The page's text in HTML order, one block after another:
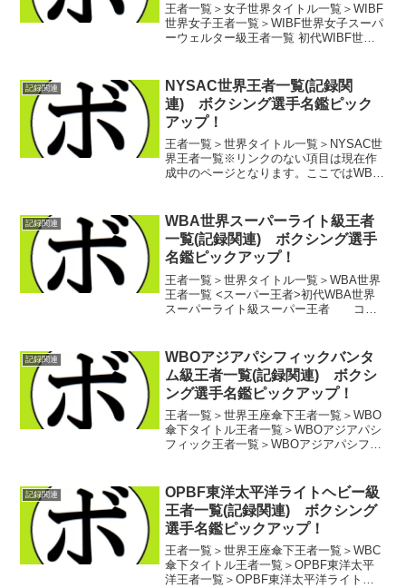
王者一覧＞女子世界タイトル一覧＞WIBF
世界女子王者一覧＞WIBF世界女子スーパ
ーウェルター級王者一覧 初代WIBF世界
女子スーパーウェルター級王者 バレリ
ー...
記録関連
NYSAC世界王者一覧(記録関
連) ボクシング選手名鑑ピック
アップ！
王者一覧＞世界タイトル一覧＞NYSAC世
界王者一覧※リンクのない項目は現在作
成中のページとなります。ここではWBA
ヨーク州アスレチ...
記録関連
WBA世界スーパーライト級王者
一覧(記録関連) ボクシング選手
名鑑ピックアップ！
王者一覧＞世界タイトル一覧＞WBA世界
王者一覧 <スーパー王者>初代WBA世界
スーパーライト級スーパー王者 コン
ー・ハットン(英)第3代WBA世界スーパー
ライト...
記録関連
WBOアジアパシフィックバンタ
ム級王者一覧(記録関連) ボクシ
ング選手名鑑ピックアップ！
王者一覧＞世界王座傘下王者一覧＞WBO
傘下タイトル王者一覧＞WBOアジアパシ
フィック王者一覧＞WBOアジアパシフィ
ブデーン・ギャットグリーリーン(タイ)第
2代WBO...
記録関連
OPBF東洋太平洋ライトヘビー級
王者一覧(記録関連) ボクシング
選手名鑑ピックアップ！
王者一覧＞世界王座傘下王者一覧＞WBC
傘下タイトル王者一覧＞OPBF東洋太平
洋王者一覧＞OPBF東洋太平洋ライトヘ